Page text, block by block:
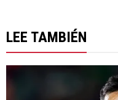
LEE TAMBIÉN